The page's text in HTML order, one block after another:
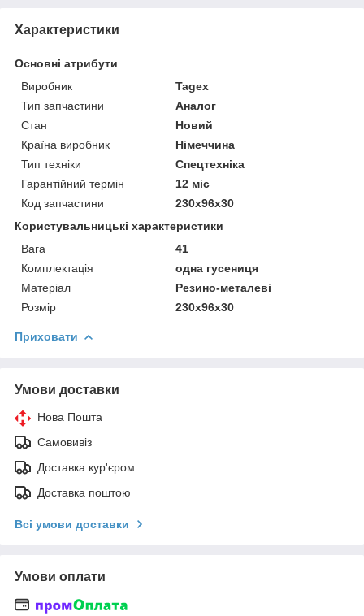
Характеристики
Основні атрибути
Виробник
Tagex
Тип запчастини
Аналог
Стан
Новий
Країна виробник
Німеччина
Тип техніки
Спецтехніка
Гарантійний термін
12 міс
Код запчастини
230x96x30
Користувальницькі характеристики
Вага
41
Комплектація
одна гусениця
Матеріал
Резино-металеві
Розмір
230x96x30
Приховати
Умови доставки
Нова Пошта
Самовивіз
Доставка кур'єром
Доставка поштою
Всі умови доставки
Умови оплати